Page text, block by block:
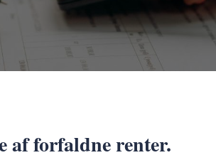
af forfaldne renter.